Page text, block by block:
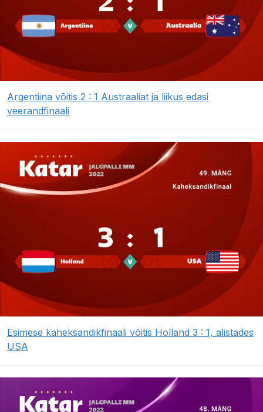
Argentiina võitis 2 : 1 Austraaliat ja liikus edasi
veerandfinaali
Esimese kaheksandikfinaali võitis Holland 3 : 1, alistades
USA